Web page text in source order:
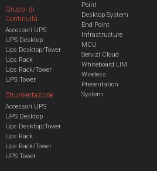
Gruppi di
Continuità
Accessori UPS
UPS Desktop
Ups Desktop/Tower
Ups Rack
Ups Rack/Tower
UPS Tower
Strumentazione
Accessori UPS
UPS Desktop
Ups Desktop/Tower
Ups Rack
Ups Rack/Tower
UPS Tower
Point
Desktop System
End Point
Infrastructure
MCU
Servizi Cloud
Whiteboard LIM
Wireless
Presentation
System